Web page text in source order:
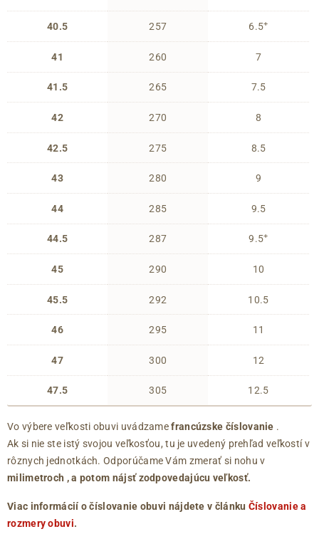
40.5
41
41.5
42
42.5
43
44
44.5
45
45.5
46
47
47.5
257
260
265
270
275
280
285
287
290
292
295
300
305
6.5+
7
7.5
8
8.5
9
9.5
9.5+
10
10.5
11
12
12.5
Vo výbere veľkosti obuvi uvádzamefrancúzske číslovanie .
Ak si nie ste istý svojou veľkosťou, tu je uvedený prehľad veľkostí v
rôznych jednotkách. Odporúčame Vám zmerať si nohu v
milimetroch , a potom nájsť zodpovedajúcu veľkosť.
Viac informácií o číslovanie obuvi nájdete v článku Číslovanie a
rozmery obuvi.